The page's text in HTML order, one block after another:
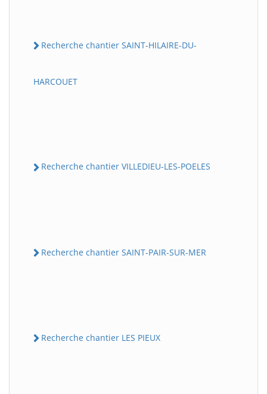
Recherche chantier SAINT-HILAIRE-DU-
HARCOUET
Recherche chantier VILLEDIEU-LES-POELES
Recherche chantier SAINT-PAIR-SUR-MER
Recherche chantier LES PIEUX